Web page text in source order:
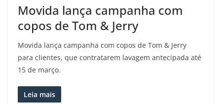
Movida lança campanha com
copos de Tom & Jerry
Movida lança campanha com copos de Tom & Jerry
para clientes, que contratarem lavagem antecipada até
15 de março.
Leia mais